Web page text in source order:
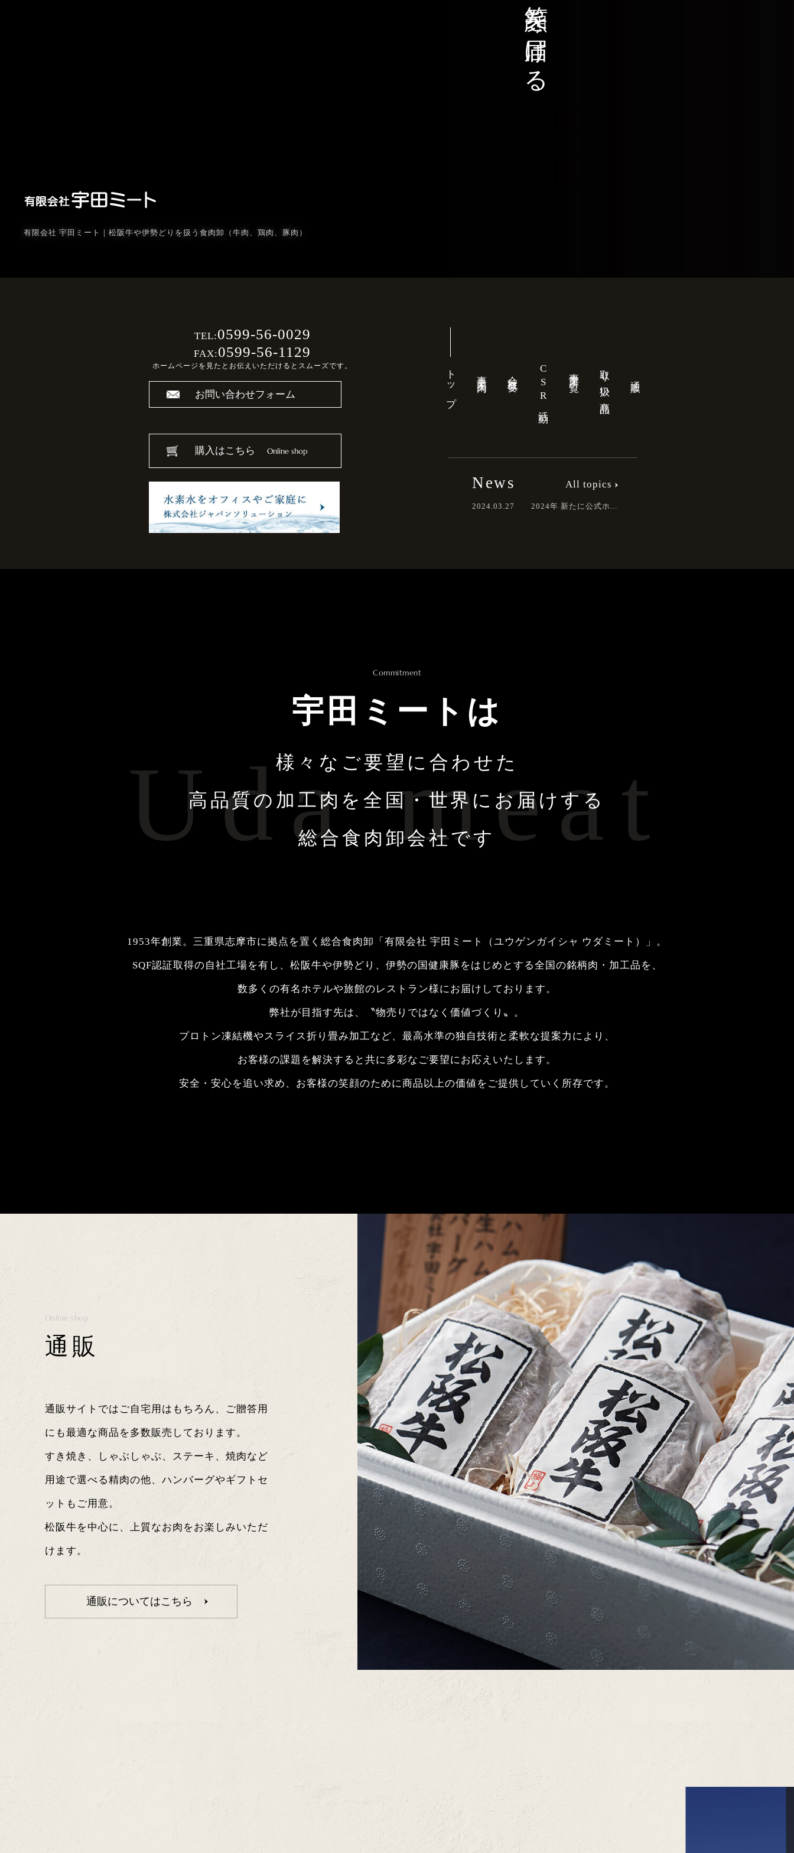
有限会社 宇田ミート｜松阪牛や伊勢どりを扱う食肉卸（牛肉、鶏肉、豚肉）
笑顔を届ける
TEL:0599-56-0029
FAX:0599-56-1129
ホームページを見たとお伝えいただけるとスムーズです。
お問い合わせフォーム
購入はこちら Online shop
トップ CSR活動 事業所一覧 取り扱い商品
News All topics
2024.03.27 2024年 新たに公式ホ...
Commitment
宇田ミートは
様々なご要望に合わせた
高品質の加工肉を全国・世界にお届けする
総合食肉卸会社です
Uda meat
1953年創業。三重県志摩市に拠点を置く総合食肉卸「有限会社 宇田ミート（ユウゲンガイシャ ウダミート）」。
SQF認証取得の自社工場を有し、松阪牛や伊勢どり、伊勢の国健康豚をはじめとする全国の銘柄肉・加工品を、
数多くの有名ホテルや旅館のレストラン様にお届けしております。
弊社が目指す先は、〝物売りではなく価値づくり〟。
プロトン凍結機やスライス折り畳み加工など、最高水準の独自技術と柔軟な提案力により、
お客様の課題を解決すると共に多彩なご要望にお応えいたします。
安全・安心を追い求め、お客様の笑顔のために商品以上の価値をご提供していく所存です。
Online shop
通販
通販サイトではご自宅用はもちろん、ご贈答用
にも最適な商品を多数販売しております。
すき焼き、しゃぶしゃぶ、ステーキ、焼肉など
用途で選べる精肉の他、ハンバーグやギフトセ
ットもご用意。
松阪牛を中心に、上質なお肉をお楽しみいただ
けます。
通販についてはこちら